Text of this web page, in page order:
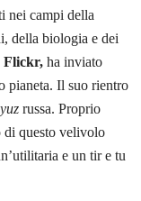
nei campi della
della biologia e dei
Flickr, ha inviato
pianeta. Il suo rientro
russa. Proprio
di questo velivolo
e un tir e tu